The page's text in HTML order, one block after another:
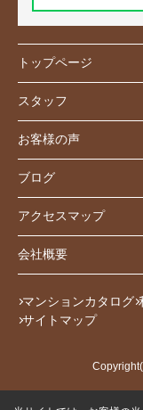
トップページ
スタッフ
お客様の声
ブログ
アクセスマップ
会社概要
マンションカタログ
サイトマップ